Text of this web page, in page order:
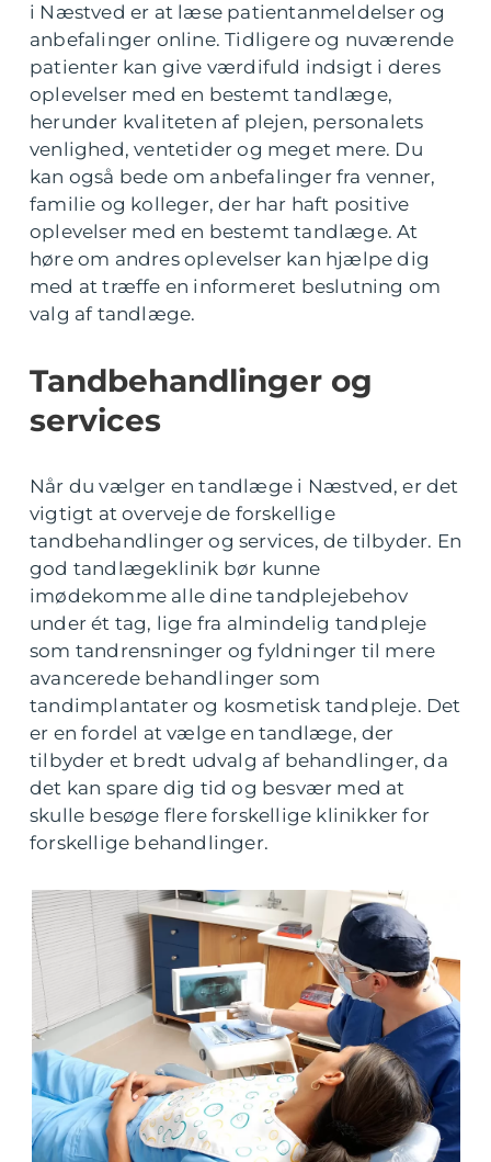
i Næstved er at læse patientanmeldelser og
anbefalinger online. Tidligere og nuværende
patienter kan give værdifuld indsigt i deres
oplevelser med en bestemt tandlæge,
herunder kvaliteten af plejen, personalets
venlighed, ventetider og meget mere. Du
kan også bede om anbefalinger fra venner,
familie og kolleger, der har haft positive
oplevelser med en bestemt tandlæge. At
høre om andres oplevelser kan hjælpe dig
med at træffe en informeret beslutning om
valg af tandlæge.
Tandbehandlinger og
services
Når du vælger en tandlæge i Næstved, er det
vigtigt at overveje de forskellige
tandbehandlinger og services, de tilbyder. En
god tandlægeklinik bør kunne
imødekomme alle dine tandplejebehov
under ét tag, lige fra almindelig tandpleje
som tandrensninger og fyldninger til mere
avancerede behandlinger som
tandimplantater og kosmetisk tandpleje. Det
er en fordel at vælge en tandlæge, der
tilbyder et bredt udvalg af behandlinger, da
det kan spare dig tid og besvær med at
skulle besøge flere forskellige klinikker for
forskellige behandlinger.